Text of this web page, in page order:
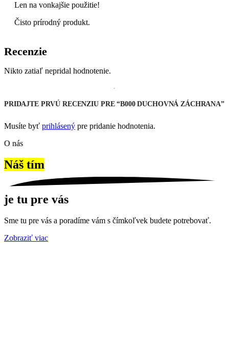
Len na vonkajšie použitie!
Čisto prírodný produkt.
Recenzie
Nikto zatiaľ nepridal hodnotenie.
PRIDAJTE PRVÚ RECENZIU PRE “B000 DUCHOVNÁ ZÁCHRANA”
Musíte byť prihlásený pre pridanie hodnotenia.
O nás
Náš tím
je tu pre vás
Sme tu pre vás a poradíme vám s čímkoľvek budete potrebovať.
Zobraziť viac